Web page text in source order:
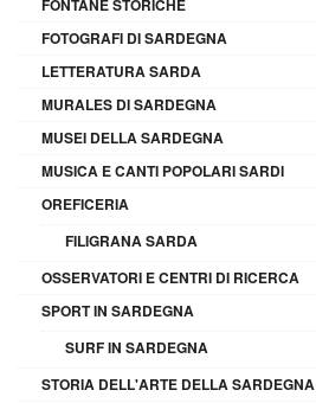
FONTANE STORICHE
FOTOGRAFI DI SARDEGNA
LETTERATURA SARDA
MURALES DI SARDEGNA
MUSEI DELLA SARDEGNA
MUSICA E CANTI POPOLARI SARDI
OREFICERIA
FILIGRANA SARDA
OSSERVATORI E CENTRI DI RICERCA
SPORT IN SARDEGNA
SURF IN SARDEGNA
STORIA DELL'ARTE DELLA SARDEGNA